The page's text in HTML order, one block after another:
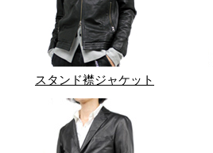
スタンド襟ジャケット